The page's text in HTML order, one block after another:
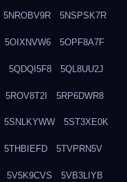
5NROBV9R 5NSPSK7R
5OIXNVW6 5OPF8A7F
5QDQI5F8 5QL8UU2J
5ROV8T2I 5RP6DWR8
5SNLKYWW 5ST3XE0K
5THBIEFD 5TVPRN5V
5V5K9CVS 5VB3LIYB